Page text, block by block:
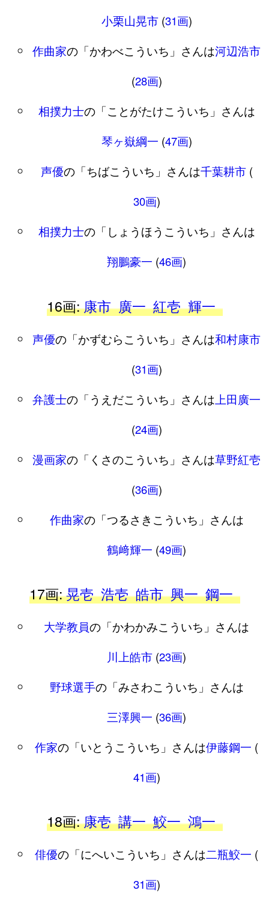
小栗山晃市(31画)
作曲家の「かわべこういち」さんは河辺浩市
(28画)
相撲力士の「ことがたけこういち」さんは
琴ヶ嶽綱一 (47画)
声優の「ちばこういち」さんは千葉耕市(
30画)
相撲力士の「しょうほうこういち」さんは
翔鵬豪一 (46画)
16画:康市 廣一 紅壱 輝一
声優の「かずむらこういち」さんは和村康市
(31画)
弁護士の「うえだこういち」さんは 上田廣一
(24画)
漫画家の「くさのこういち」さんは草野紅壱
(36画)
作曲家の「つるさきこういち」さんは
鶴﨑輝一 (49画)
17画:晃壱 浩壱 皓市 興一 鋼一
大学教員の「かわかみこういち」さんは
川上皓市 (23画)
野球選手の「みさわこういち」さんは
三澤興一 (36画)
作家の「いとうこういち」さんは伊藤鋼一 (
41画)
18画:康壱 講一 鮫一 鴻一
俳優の「にへいこういち」さんは二瓶鮫一 (
31画)